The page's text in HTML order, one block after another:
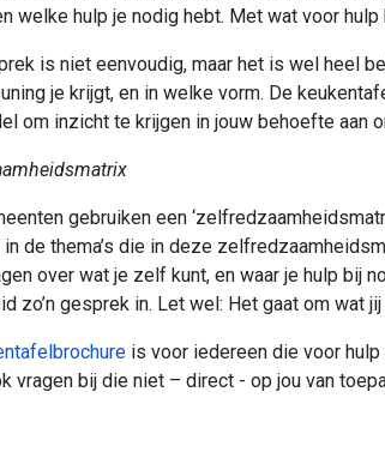
welke hulp je nodig hebt. Met wat voor
is niet eenvoudig, maar het is wel heel
je krijgt, en in welke vorm. De
om inzicht te krijgen in jouw behoefte aan
gebruiken een
de thema’s die in deze
over wat je zelf kunt, en waar je hulp bij
zo’n gesprek in. Let wel: Het gaat om wat
is voor iedereen die voor
vragen bij die niet – direct - op jou van